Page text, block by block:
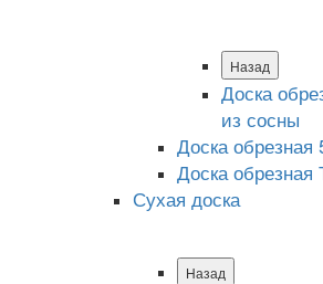
Назад
Доска
из сосны
Доска обрезная
Доска обрезная
Сухая доска
Назад